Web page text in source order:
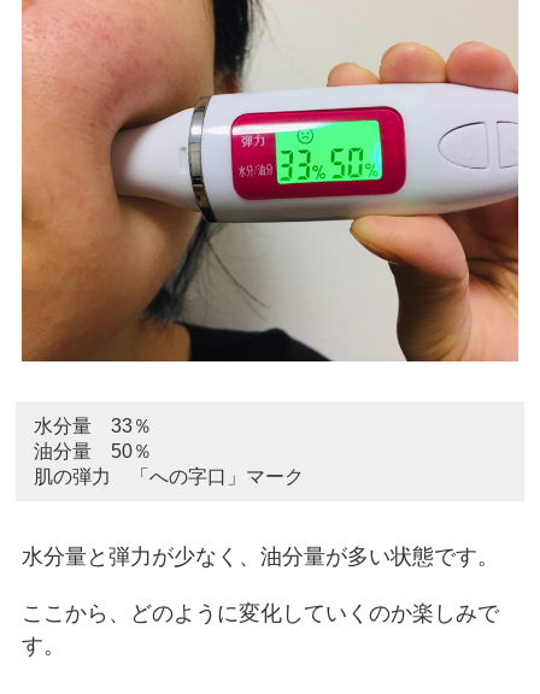
水分量 33％
油分量 50％
肌の弾力 「への字口」マーク
水分量と弾力が少なく、油分量が多い状態です。
ここから、どのように変化していくのか楽しみで
す。